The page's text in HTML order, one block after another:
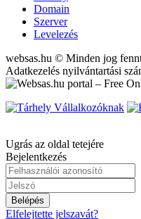
Domain
Szerver
Levelezés
websas.hu © Minden jog
Adatkezelés nyilvántartási
Ugrás az oldal tetejére
Bejelentkezés
Belépés
Elfelejtette jelszavát?